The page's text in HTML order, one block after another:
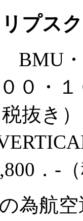
プス
BMU
０・
抜き）
．-
為航